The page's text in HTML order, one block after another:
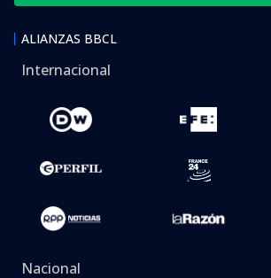
ALIANZAS BBCL
Internacional
Nacional